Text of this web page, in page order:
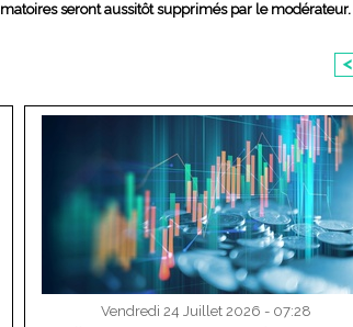
seront aussitôt supprimés par le modérateur.
<
Vendredi 24 Juillet 2026 - 07:28